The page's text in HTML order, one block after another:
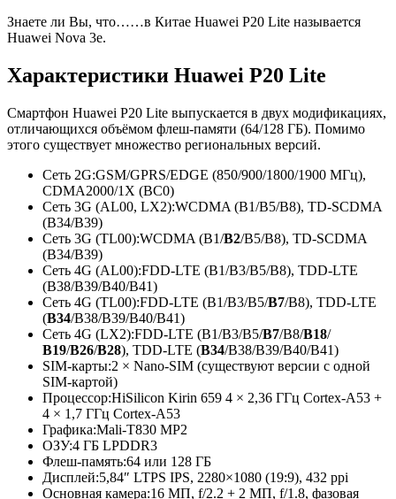
Знаете ли Вы, что……в Китае Huawei P20 Lite называется
Huawei Nova 3e.
Характеристики Huawei P20 Lite
Смартфон Huawei P20 Lite выпускается в двух модификациях,
отличающихся объёмом флеш-памяти (64/128 ГБ). Помимо
этого существует множество региональных версий.
Сеть 2G:GSM/GPRS/EDGE (850/900/1800/1900 МГц),
CDMA2000/1X (BC0)
Сеть 3G (AL00, LX2):WCDMA (B1/B5/B8), TD-SCDMA
(B34/B39)
Сеть 3G (TL00):WCDMA (B1/B2/B5/B8), TD-SCDMA
(B34/B39)
Сеть 4G (AL00):FDD-LTE (B1/B3/B5/B8), TDD-LTE
(B38/B39/B40/B41)
Сеть 4G (TL00):FDD-LTE (B1/B3/B5/B7/B8), TDD-LTE
(B34/B38/B39/B40/B41)
Сеть 4G (LX2):FDD-LTE (B1/B3/B5/B7/B8/B18/
B19/B26/B28), TDD-LTE (B34/B38/B39/B40/B41)
SIM-карты:2 × Nano-SIM (существуют версии с одной
SIM-картой)
Процессор:HiSilicon Kirin 659 4 × 2,36 ГГц Cortex-A53 +
4 × 1,7 ГГц Cortex-A53
Графика:Mali-T830 MP2
ОЗУ:4 ГБ LPDDR3
Флеш-память:64 или 128 ГБ
Дисплей:5,84″ LTPS IPS, 2280×1080 (19:9), 432 ppi
Основная камера:16 МП, f/2.2 + 2 МП, f/1.8, фазовая